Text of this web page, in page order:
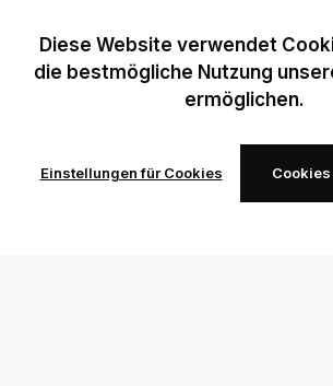
Diese Website verwendet
die bestmögliche Nutzung
ermöglichen.
Einstellungen für Cookies